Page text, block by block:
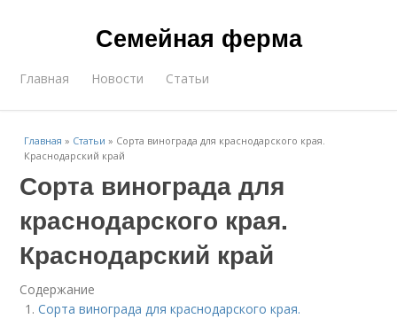
Семейная ферма
Главная Новости Статьи
Главная » Статьи » Сорта винограда для краснодарского края.
Краснодарский край
Сорта винограда для
краснодарского края.
Краснодарский край
Содержание
Сорта винограда для краснодарского края.